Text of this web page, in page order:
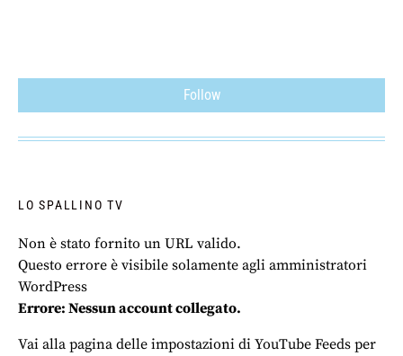
Follow
LO SPALLINO TV
Non è stato fornito un URL valido.
Questo errore è visibile solamente agli amministratori
WordPress
Errore: Nessun account collegato.
Vai alla pagina delle impostazioni di YouTube Feeds per